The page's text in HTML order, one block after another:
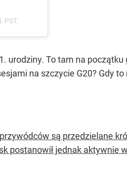
PST
urodziny. To tam na początku
na szczycie G20? Gdy
są przedzielane
postanowił jednak aktywnie